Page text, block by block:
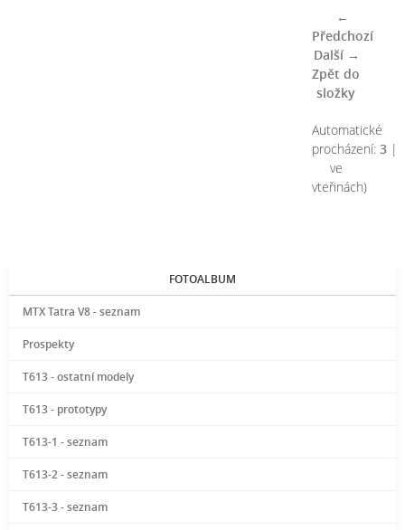
←
Předchozí
Další →
Zpět do
složky
Automatické
procházení: 3 |
ve
vteřinách)
FOTOALBUM
MTX Tatra V8 - seznam
Prospekty
T613 - ostatní modely
T613 - prototypy
T613-1 - seznam
T613-2 - seznam
T613-3 - seznam